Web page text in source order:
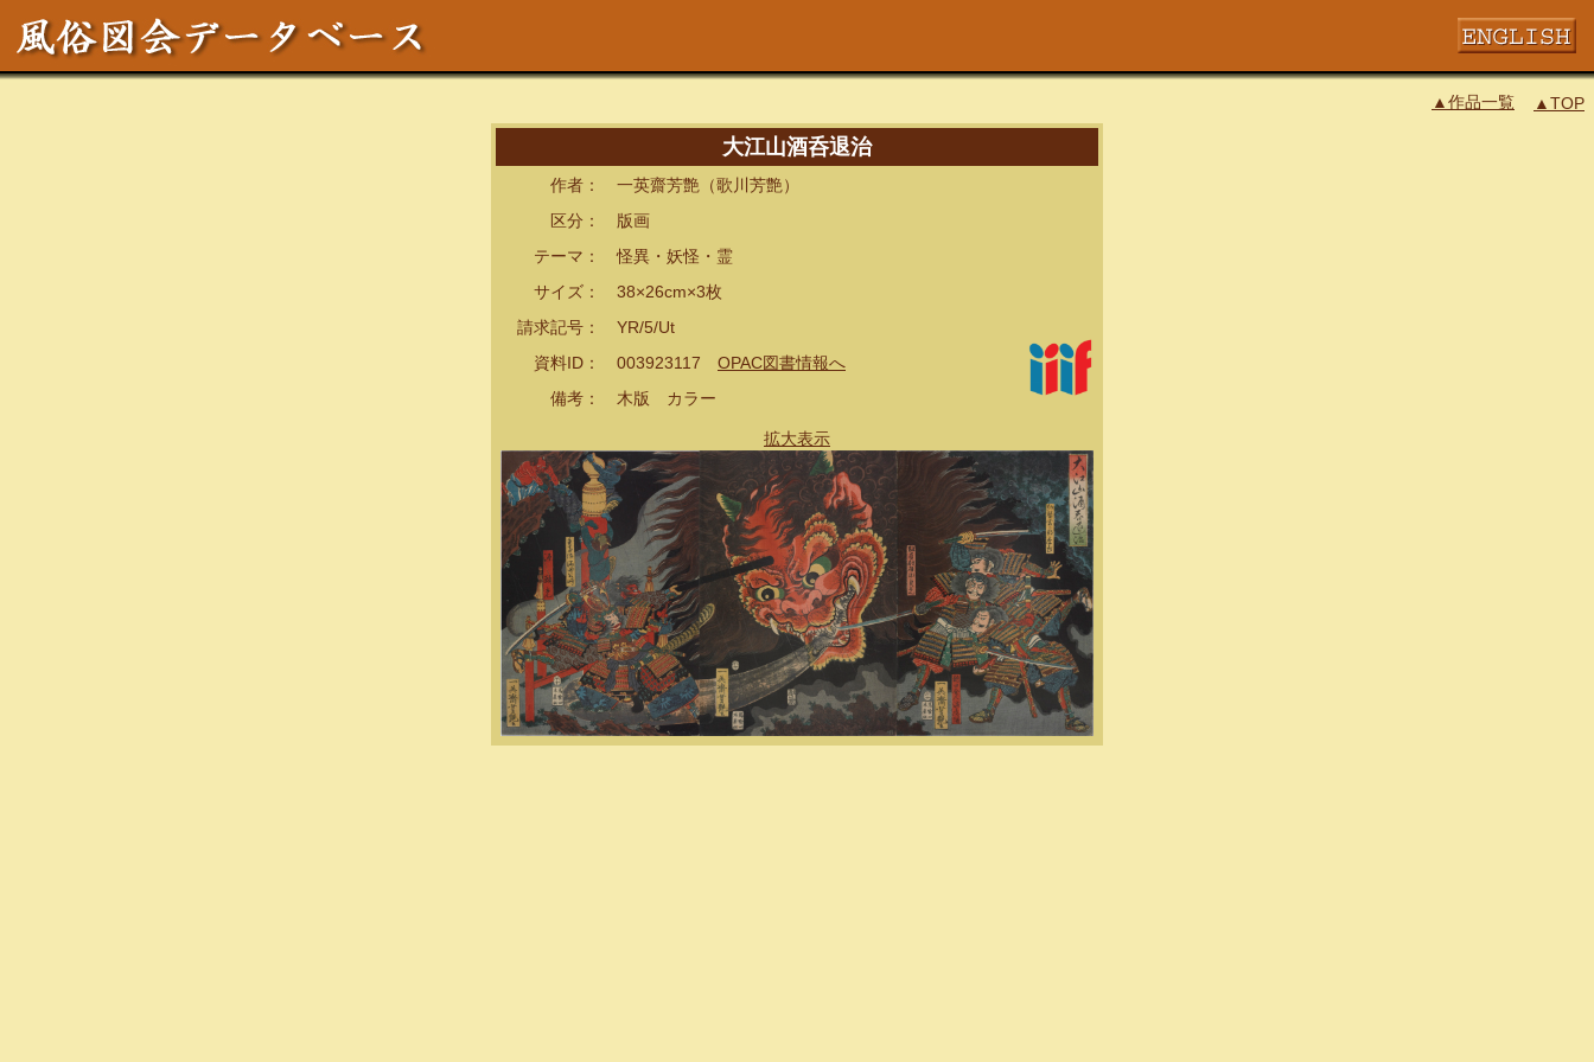
▲作品一覧 ▲TOP
大江山酒呑退治
作者： 一英齋芳艶（歌川芳艶）
区分： 版画
テーマ： 怪異・妖怪・霊
サイズ： 38×26cm×3枚
請求記号： YR/5/Ut
資料ID： 003923117 OPAC図書情報へ
備考： 木版 カラー
拡大表示